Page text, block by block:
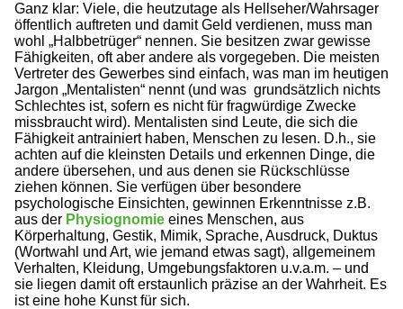
Ganz klar: Viele, die heutzutage als Hellseher/Wahrsager
öffentlich auftreten und damit Geld verdienen, muss man
wohl „Halbbetrüger“ nennen. Sie besitzen zwar gewisse
Fähigkeiten, oft aber andere als vorgegeben. Die meisten
Vertreter des Gewerbes sind einfach, was man im heutigen
Jargon „Mentalisten“ nennt (und was grundsätzlich nichts
Schlechtes ist, sofern es nicht für fragwürdige Zwecke
missbraucht wird). Mentalisten sind Leute, die sich die
Fähigkeit antrainiert haben, Menschen zu lesen. D.h., sie
achten auf die kleinsten Details und erkennen Dinge, die
andere übersehen, und aus denen sie Rückschlüsse
ziehen können. Sie verfügen über besondere
psychologische Einsichten, gewinnen Erkenntnisse z.B.
aus der Physiognomie eines Menschen, aus
Körperhaltung, Gestik, Mimik, Sprache, Ausdruck, Duktus
(Wortwahl und Art, wie jemand etwas sagt), allgemeinem
Verhalten, Kleidung, Umgebungsfaktoren u.v.a.m. – und
sie liegen damit oft erstaunlich präzise an der Wahrheit. Es
ist eine hohe Kunst für sich.